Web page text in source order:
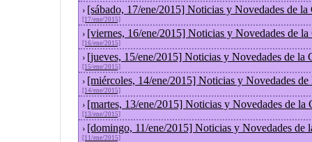
› [sábado, 17/ene/2015] Noticias y Novedades de la
[17/ene/2015]
› [viernes, 16/ene/2015] Noticias y Novedades de
[16/ene/2015]
› [jueves, 15/ene/2015] Noticias y Novedades de la
[15/ene/2015]
› [miércoles, 14/ene/2015] Noticias y Novedades
[14/ene/2015]
› [martes, 13/ene/2015] Noticias y Novedades de la
[13/ene/2015]
› [domingo, 11/ene/2015] Noticias y Novedades de
[11/ene/2015]